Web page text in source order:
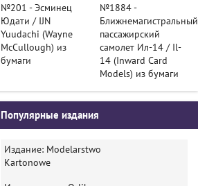
№201 - Эсминец
Юдати / IJN
Yuudachi (Wayne
McCullough) из
бумаги
№1884 -
Ближнемагистральный
пассажирский
самолет Ил-14 / Il-
14 (Inward Card
Models) из бумаги
Популярные издания
Издание: Modelarstwo
Kartonowe